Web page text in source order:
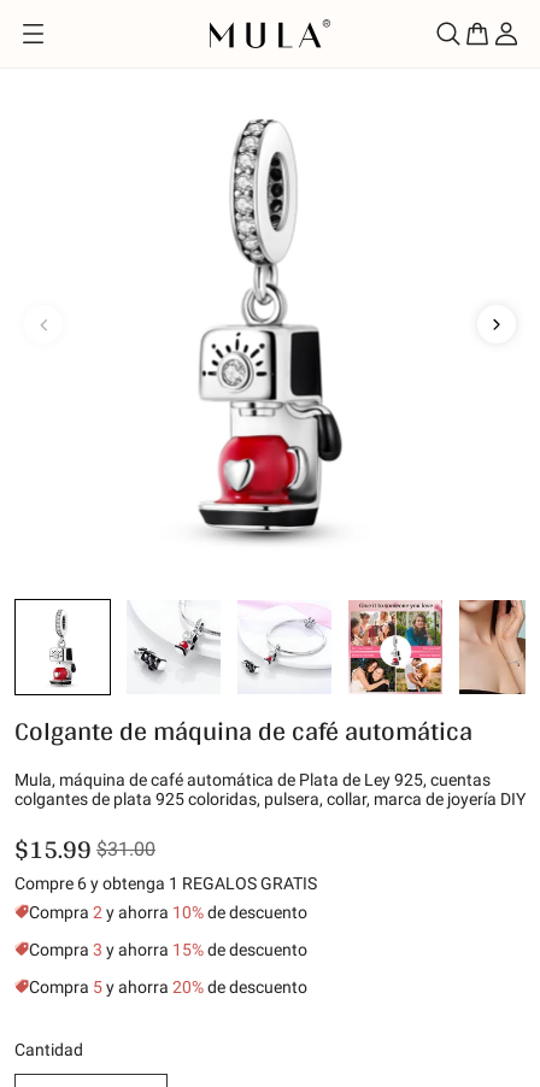
Colgante de máquina de café automática
Mula, máquina de café automática de Plata de Ley 925, cuentas
colgantes de plata 925 coloridas, pulsera, collar, marca de joyería DIY
$15.99 $31.00
Compre 6 y obtenga 1 REGALOS GRATIS
Compra 2 y ahorra 10%de descuento
Compra 3 y ahorra 15%de descuento
Compra 5y ahorra 20%de descuento
Cantidad